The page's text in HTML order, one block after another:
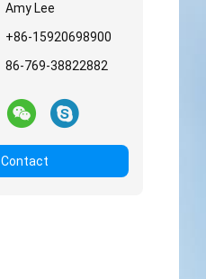
Amy Lee
+86-15920698900
86-769-38822882
Contact